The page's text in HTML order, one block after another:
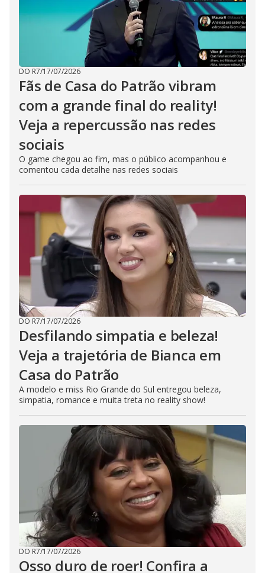
DO R7/17/07/2026
Fãs de Casa do Patrão vibram
com a grande final do reality!
Veja a repercussão nas redes
sociais
O game chegou ao fim, mas o público acompanhou e
comentou cada detalhe nas redes sociais
DO R7/17/07/2026
Desfilando simpatia e beleza!
Veja a trajetória de Bianca em
Casa do Patrão
A modelo e miss Rio Grande do Sul entregou beleza,
simpatia, romance e muita treta no reality show!
DO R7/17/07/2026
Osso duro de roer! Confira a